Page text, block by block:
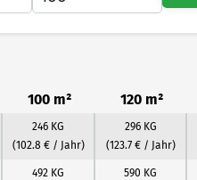
100 m² 120 m²
246 KG
(102.8 € / Jahr)
296 KG
(123.7 € / Jahr)
492 KG
590 KG